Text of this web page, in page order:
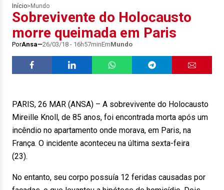
Início> Mundo
Sobrevivente do Holocausto
morre queimada em Paris
PorAnsa 26/03/18 - 16h57minEmMundo
PARIS, 26 MAR (ANSA) – A sobrevivente do Holocausto
Mireille Knoll, de 85 anos, foi encontrada morta após um
incêndio no apartamento onde morava, em Paris, na
França. O incidente aconteceu na última sexta-feira
(23).
No entanto, seu corpo possuía 12 feridas causadas por